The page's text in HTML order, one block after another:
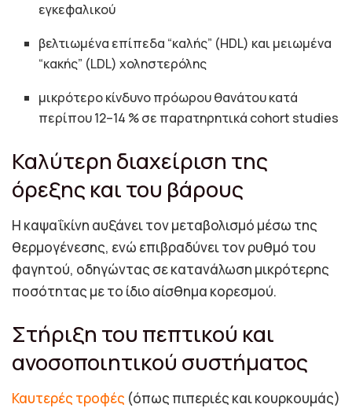
εγκεφαλικού
βελτιωμένα επίπεδα “καλής” (HDL) και μειωμένα
“κακής” (LDL) χοληστερόλης
μικρότερο κίνδυνο πρόωρου θανάτου κατά
περίπου 12–14 % σε παρατηρητικά cohort studies
Καλύτερη διαχείριση της
όρεξης και του βάρους
Η καψαΐκίνη αυξάνει τον μεταβολισμό μέσω της
θερμογένεσης, ενώ επιβραδύνει τον ρυθμό του
φαγητού, οδηγώντας σε κατανάλωση μικρότερης
ποσότητας με το ίδιο αίσθημα κορεσμού.
Στήριξη του πεπτικού και
ανοσοποιητικού συστήματος
Καυτερές τροφές (όπως πιπεριές και κουρκουμάς)